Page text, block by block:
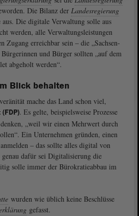
Die Bilanz der Landesregierung
aus. Die digitale Verwaltung solle aus
werden, alle Verwaltungsleistungen
Zugang erreichbar sein ‒ die „Sachsen-
und Bürger sollten „auf dem
abgeholt werden“.
Blick behalten
mache das Land schon viel,
. Es gelte, beispielsweise Prozesse
„weil wir einen Mehrwert durch
Ein Unternehmen gründen, einen
– das sollte alles digital von
genau dafür sei Digitalisierung die
solle immer der Bürokratieabbau im
wurden wie üblich keine Beschlüsse
gefasst.